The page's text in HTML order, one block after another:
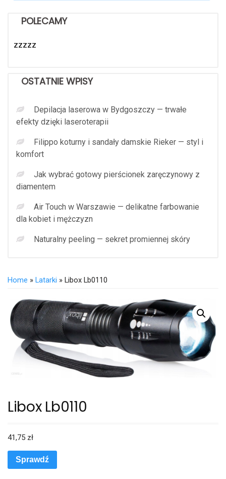
POLECAMY
zzzzz
OSTATNIE WPISY
Depilacja laserowa w Bydgoszczy — trwałe
efekty dzięki laseroterapii
Filippo koturny i sandały damskie Rieker — styl i
komfort
Jak wybrać gotowy pierścionek zaręczynowy z
diamentem
Air Touch w Warszawie — delikatne farbowanie
dla kobiet i mężczyzn
Naturalny peeling — sekret promiennej skóry
Home » Latarki » Libox Lb0110
Libox Lb0110
41,75 zł
Sprawdź